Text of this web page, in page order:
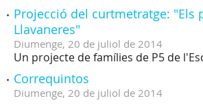
Projecció del curtmetratge: "Els
Llavaneres"
Diumenge, 20 de juliol de 2014
Un projecte de famílies de P5 de
Correquintos
Diumenge, 20 de juliol de 2014